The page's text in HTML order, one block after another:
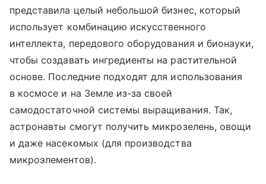
представила целый небольшой бизнес, который
использует комбинацию искусственного
интеллекта, передового оборудования и бионауки,
чтобы создавать ингредиенты на растительной
основе. Последние подходят для использования
в космосе и на Земле из-за своей
самодостаточной системы выращивания. Так,
астронавты смогут получить микрозелень, овощи
и даже насекомых (для производства
микроэлементов).